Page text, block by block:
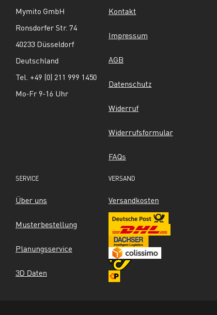
Mymito GmbH
Ronsdorfer Str. 74
40233 Düsseldorf
Deutschland
Tel. +49 (0) 211 999 1450
Mo-Fr 9-16 Uhr
Kontakt
Impressum
AGB
Datenschutz
Widerruf
Widerrufsformular
FAQs
SERVICE
Über uns
Musterbestellung
Planungsservice
3D Daten
VERSAND
Versandkosten